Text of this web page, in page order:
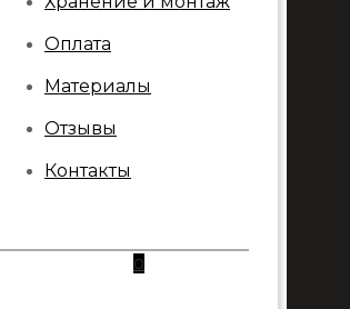
Оплата
Материалы
Отзывы
Контакты
0